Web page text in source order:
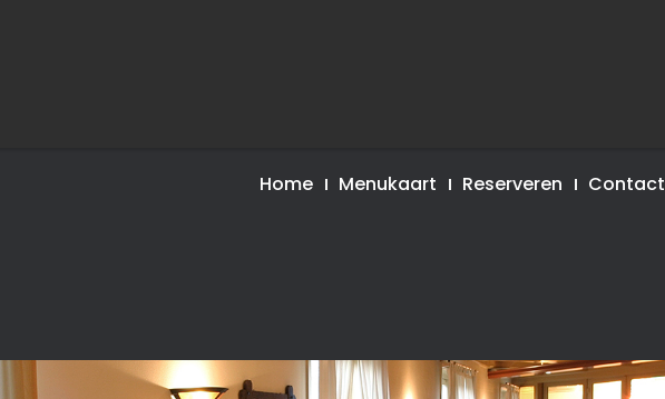
Home Menukaart Reserveren Contact